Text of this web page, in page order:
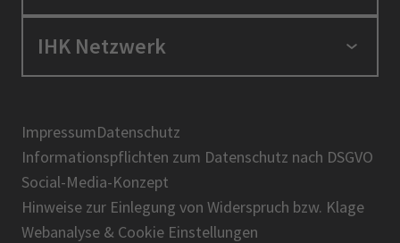
Berufszugang
Über uns
Positionen
Presse
IHK-Magazin
IHK Netzwerk
BIHK
DIHK
AHK
IHK-Standortportal Bayern
ImpressumDatenschutz
Informationspflichten zum Datenschutz nach DSGVO
Social-Media-Konzept
Hinweise zur Einlegung von Widerspruch bzw. Klage
Webanalyse & Cookie Einstellungen